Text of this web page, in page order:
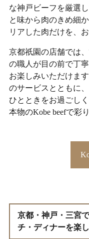
な神戸ビーフを厳選
と味から肉のきめ細
リアした肉だけを、
京都祇園の店舗では
の職人が目の前で丁
お楽しみいただけま
のサービスとともに
ひとときをお過ごし
本物のKobe beefで彩
京都・神戸・三宮
チ・ディナーを楽